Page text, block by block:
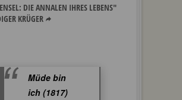
DIE ANNALEN IHRES LEBENS"
KRÜGER
Müde bin
ich (1817)